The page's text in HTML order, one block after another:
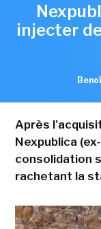
injecter
Après
Nexpublica
consolidation
rachetant la